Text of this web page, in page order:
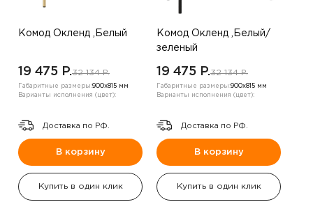
Комод Окленд ,Белый
19 475 P.32 134 P.
Габаритные размеры:900х815 мм
Варианты исполнения (цвет):
Доставка по РФ.
В корзину
Купить в один клик
Комод Окленд ,Белый/
зеленый
19 475 P.32 134 P.
Габаритные размеры:900х815 мм
Варианты исполнения (цвет):
Доставка по РФ.
В корзину
Купить в один клик